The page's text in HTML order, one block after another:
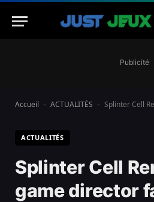
Publicité
Accueil - ACTUALITÉS - Splinter Cell Remake : le
ACTUALITÉS
Splinter Cell
game director